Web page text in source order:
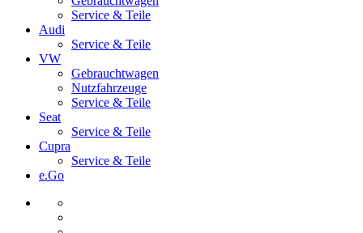
Service & Teile
Audi
Service & Teile
VW
Gebrauchtwagen
Nutzfahrzeuge
Service & Teile
Seat
Service & Teile
Cupra
Service & Teile
e.Go